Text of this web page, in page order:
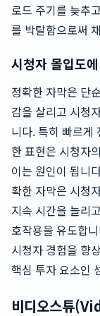
로드 주기를 늦추
를 박탈함으로써
시청자 몰입도
정확한 자막은 단
감을 살리고 시청
니다. 특히 빠르게
한 표현은 시청자
이는 원인이 됩니
확한 자막은 시청
지속 시간을 늘리
호작용을 유도합
시청자 경험을 향
핵심 투자 요소인
비디오스튜